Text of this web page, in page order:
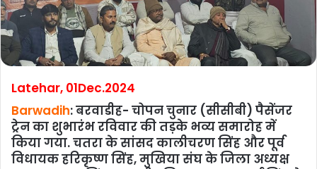
Latehar, 01Dec.2024
Barwadih: बरवाडीह- चोपन चुनार (सीसीबी) पैसेंजर
ट्रेन का शुभारंभ रविवार की तड़के भव्य समारोह में
किया गया. चतरा के सांसद कालीचरण सिंह और पूर्व
विधायक हरिकृष्ण सिंह, मुखिया संघ के जिला अध्यक्ष